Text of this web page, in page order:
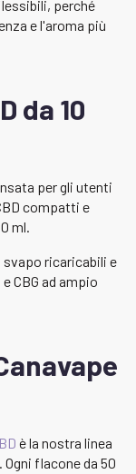
perché
e l'aroma più
da 10
per gli utenti
compatti e
ml.
svapo ricaricabili e
CBG ad ampio
è la nostra linea
flacone da 50